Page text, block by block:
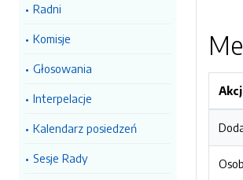
Radni
Komisje
Głosowania
Interpelacje
Kalendarz posiedzeń
Sesje Rady